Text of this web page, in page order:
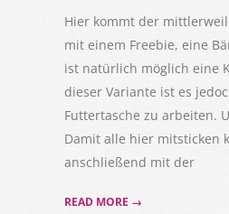
28
Hier kommt der
mit einem Freebie, eine
ist natürlich möglich eine
dieser Variante ist es
Futtertasche zu arbeiten.
Damit alle hier mitsticken
anschließend mit der
READ MORE →